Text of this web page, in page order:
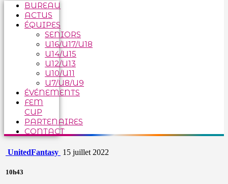
BUREAU
ACTUS
ÉQUIPES
SENIORS
U16/U17/U18
U14/U15
U12/U13
U10/U11
U7/U8/U9
ÉVÉNEMENTS
FEM
CUP
PARTENAIRES
CONTACT
UnitedFantasy 15 juillet 2022
10h43